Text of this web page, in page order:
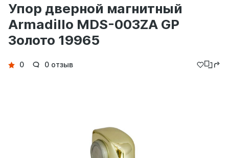
Упор дверной магнитный
Armadillo MDS-003ZA GP
Золото 19965
Детали
0 0 отзыв